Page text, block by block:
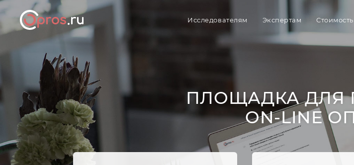
Исследователям Экспертам Стоимость
ПЛОЩАДКА ДЛЯ
ON-LINE